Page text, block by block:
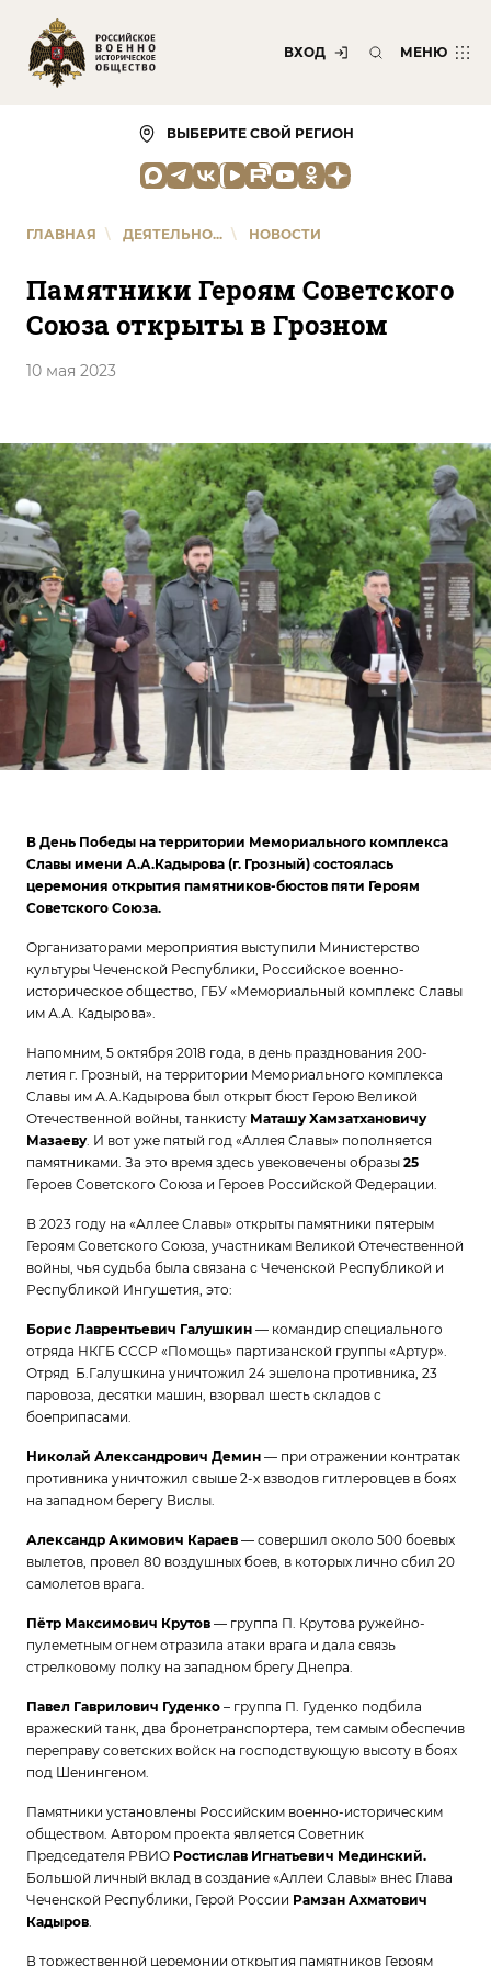
ВХОД МЕНЮ
ВЫБЕРИТЕ СВОЙ РЕГИОН
ГЛАВНАЯ \ ДЕЯТЕЛЬНО... \ НОВОСТИ
Памятники Героям Советского
Союза открыты в Грозном
10 мая 2023
В День Победы на территории Мемориального комплекса
Славы имени А.А.Кадырова (г. Грозный) состоялась
церемония открытия памятников-бюстов пяти Героям
Советского Союза.
Организаторами мероприятия выступили Министерство
культуры Чеченской Республики, Российское военно-
историческое общество, ГБУ «Мемориальный комплекс Славы
им А.А. Кадырова».
Напомним, 5 октября 2018 года, в день празднования 200-
летия г. Грозный, на территории Мемориального комплекса
Славы им А.А.Кадырова был открыт бюст Герою Великой
Отечественной войны, танкисту Маташу Хамзатхановичу
Мазаеву. И вот уже пятый год «Аллея Славы» пополняется
памятниками. За это время здесь увековечены образы 25
Героев Советского Союза и Героев Российской Федерации.
В 2023 году на «Аллее Славы» открыты памятники пятерым
Героям Советского Союза, участникам Великой Отечественной
войны, чья судьба была связана с Чеченской Республикой и
Республикой Ингушетия, это:
Борис Лаврентьевич Галушкин — командир специального
отряда НКГБ СССР «Помощь» партизанской группы «Артур».
Отряд Б.Галушкина уничтожил 24 эшелона противника, 23
паровоза, десятки машин, взорвал шесть складов с
боеприпасами.
Николай Александрович Демин — при отражении контратак
противника уничтожил свыше 2-х взводов гитлеровцев в боях
на западном берегу Вислы.
Александр Акимович Караев — совершил около 500 боевых
вылетов, провел 80 воздушных боев, в которых лично сбил 20
самолетов врага.
Пётр Максимович Крутов — группа П. Крутова ружейно-
пулеметным огнем отразила атаки врага и дала связь
стрелковому полку на западном брегу Днепра.
Павел Гаврилович Гуденко – группа П. Гуденко подбила
вражеский танк, два бронетранспортера, тем самым обеспечив
переправу советских войск на господствующую высоту в боях
под Шенингеном.
Памятники установлены Российским военно-историческим
обществом. Автором проекта является Советник
Председателя РВИО Ростислав Игнатьевич Мединский.
Большой личный вклад в создание «Аллеи Славы» внес Глава
Чеченской Республики, Герой России Рамзан Ахматович
Кадыров.
В торжественной церемонии открытия памятников Героям